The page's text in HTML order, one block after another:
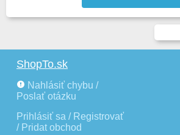
ShopTo.sk
Nahlásiť chybu /
Poslať otázku
Prihlásiť sa / Registrovať
/ Pridat obchod